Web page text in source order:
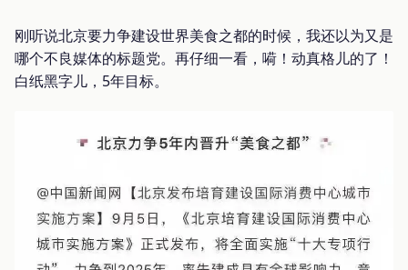
刚听说北京要力争建设世界美食之都的时候，我还以为又是
哪个不良媒体的标题党。再仔细一看，嗬！动真格儿的了！
白纸黑字儿，5年目标。